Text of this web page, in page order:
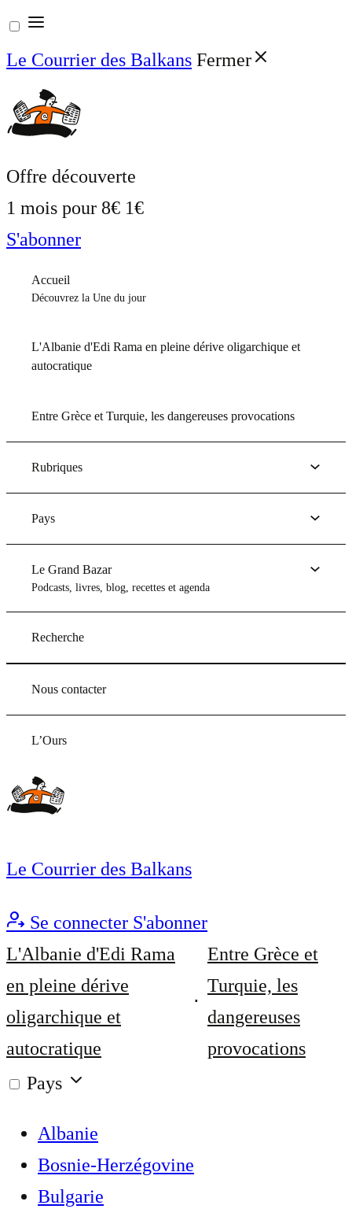
Aller
au
contenu
Le Courrier des Balkans Fermer
Offre découverte
1 mois pour 8€ 1€
S'abonner
Accueil
Découvrez la Une du jour
L'Albanie d'Edi Rama en pleine dérive oligarchique et
autocratique
Entre Grèce et Turquie, les dangereuses provocations
Rubriques
Pays
Le Grand Bazar
Podcasts, livres, blog, recettes et agenda
Recherche
Nous contacter
L’Ours
Le Courrier des Balkans
Se connecter S'abonner
L'Albanie d'Edi Rama
en pleine dérive
oligarchique et
autocratique
Entre Grèce et
Turquie, les
dangereuses
provocations
Pays
Albanie
Bosnie-Herzégovine
Bulgarie